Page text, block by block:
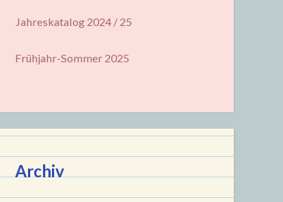
Jahreskatalog 2024 / 25
Frühjahr-Sommer 2025
Archiv